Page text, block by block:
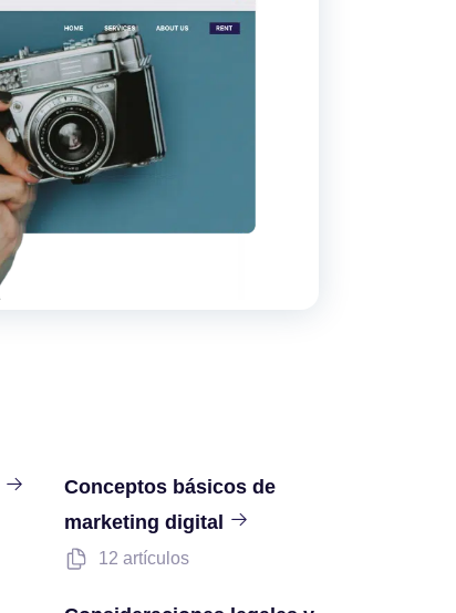
Conceptos básicos de
marketing digital
12 artículos